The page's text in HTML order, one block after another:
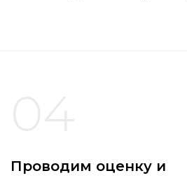
Проводим оценку и